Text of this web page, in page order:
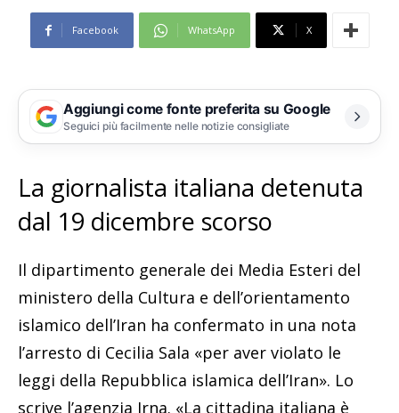
Facebook WhatsApp X
Aggiungi come fonte preferita su Google
Seguici più facilmente nelle notizie consigliate
La giornalista italiana detenuta
dal 19 dicembre scorso
Il dipartimento generale dei Media Esteri del
ministero della Cultura e dell’orientamento
islamico dell’Iran ha confermato in una nota
l’arresto di Cecilia Sala «per aver violato le
leggi della Repubblica islamica dell’Iran». Lo
scrive l’agenzia Irna. «La cittadina italiana è